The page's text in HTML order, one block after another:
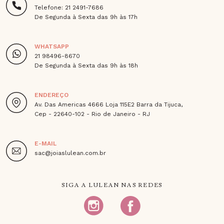
Telefone: 21 2491-7686
De Segunda à Sexta das 9h às 17h
WHATSAPP
21 98496-8670
De Segunda à Sexta das 9h às 18h
ENDEREÇO
Av. Das Americas 4666 Loja 115E2 Barra da Tijuca,
Cep - 22640-102 - Rio de Janeiro - RJ
E-MAIL
sac@joiaslulean.com.br
SIGA A LULEAN NAS REDES